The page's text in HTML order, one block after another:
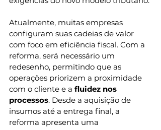
Atualmente, muitas empresas
configuram suas cadeias de valor
com foco em eficiência fiscal. Com a
reforma, será necessário um
redesenho, permitindo que as
operações priorizem a proximidade
com o cliente e a fluidez nos
processos. Desde a aquisição de
insumos até a entrega final, a
reforma apresenta uma